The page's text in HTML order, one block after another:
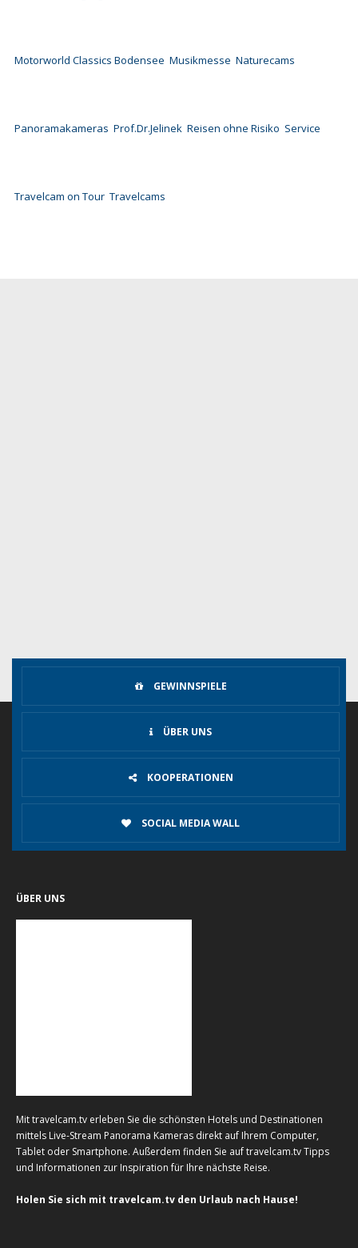
Motorworld Classics Bodensee Musikmesse Naturecams
Panoramakameras Prof.Dr.Jelinek Reisen ohne Risiko Service
Travelcam on Tour Travelcams
GEWINNSPIELE
ÜBER UNS
KOOPERATIONEN
SOCIAL MEDIA WALL
ÜBER UNS
Mit travelcam.tv erleben Sie die schönsten Hotels und Destinationen
mittels Live-Stream Panorama Kameras direkt auf Ihrem Computer,
Tablet oder Smartphone. Außerdem finden Sie auf travelcam.tv Tipps
und Informationen zur Inspiration für Ihre nächste Reise.
Holen Sie sich mit travelcam.tv den Urlaub nach Hause!